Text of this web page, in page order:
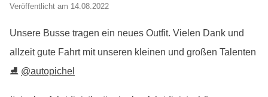
Veröffentlicht am 14.08.2022
Unsere Busse tragen ein neues Outfit. Vielen Dank und
allzeit gute Fahrt mit unseren kleinen und großen Talenten
⛸ @autopichel